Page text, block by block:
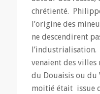
chrétienté.
l’origine des
ne descendirent
l’industrialisation.
venaient des villes
du Douaisis ou du
moitié était issue